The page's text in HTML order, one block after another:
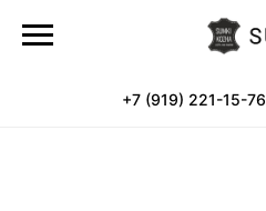
+7 (919) 221-15-76